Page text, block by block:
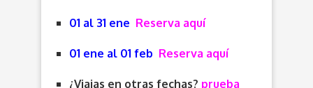
01 al 31 ene Reserva aquí
01 ene al 01 feb Reserva aquí
¿Viajas en otras fechas? prueba